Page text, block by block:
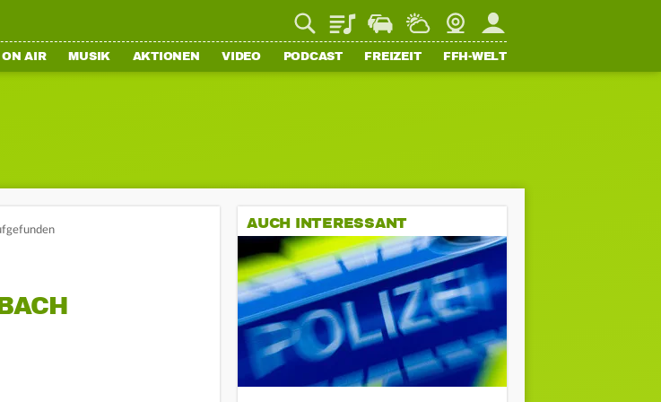
PlaylistStaupilotWetterWebcamMein FFH
ON AIR MUSIK AKTIONEN VIDEO PODCAST FREIZEIT FFH-WELT
AUCH INTERESSANT